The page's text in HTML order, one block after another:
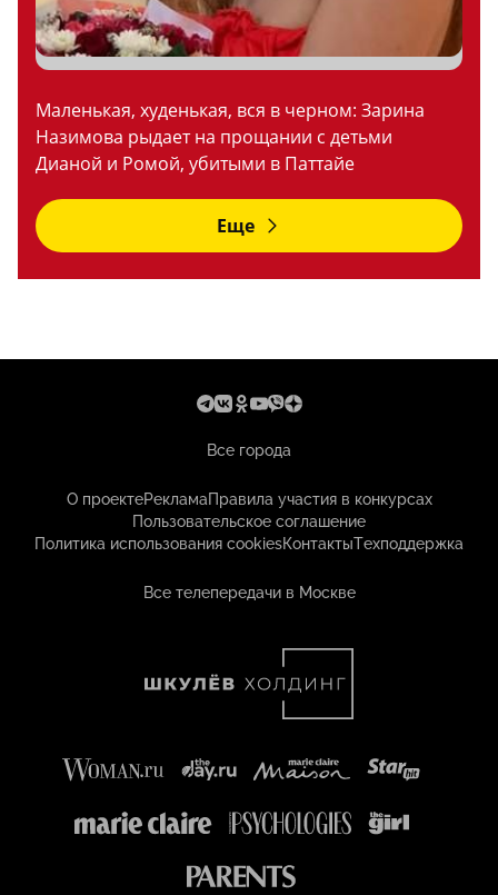
Маленькая, худенькая, вся в черном: Зарина
Назимова рыдает на прощании с детьми
Дианой и Ромой, убитыми в Паттайе
Еще
Все города
О проектеРекламаПравила участия в конкурсах
Пользовательское соглашение
Политика использования cookiesКонтактыТехподдержка
Все телепередачи в Москве